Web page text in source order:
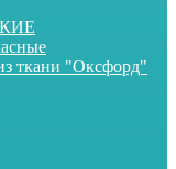
ткани "Оксфорд"